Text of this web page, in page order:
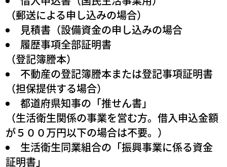
（郵送による申し込みの場合）
見積書（設備資金の申し込みの場合
履歴事項全部証明書
（登記簿謄本）
不動産の登記簿謄本または登記事項証明書
（担保提供する場合）
都道府県知事の「推せん書」
（生活衛生関係の事業を営む方。借入申込金額
が５００万円以下の場合は不要。）
生活衛生同業組合の「振興事業に係る資金
証明書」